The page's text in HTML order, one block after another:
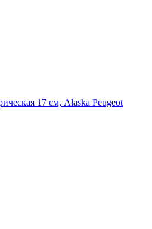
17 см, Alaska Peugeot